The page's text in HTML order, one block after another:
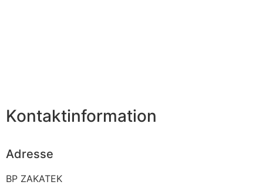
Kontaktinformation
Adresse
BP ZAKATEK